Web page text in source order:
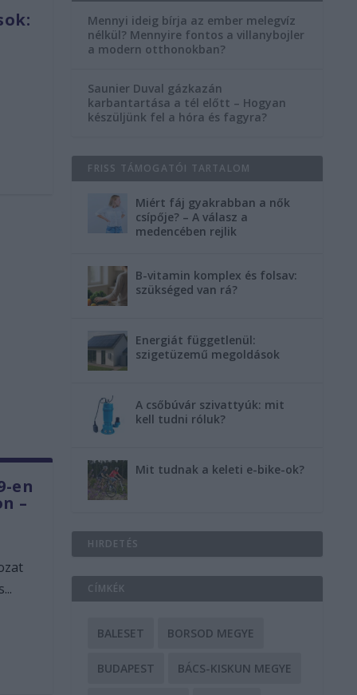
en
–
Mennyi ideig bírja az ember melegvíz
nélkül? Mennyire fontos a villanybojler
a modern otthonokban?
Saunier Duval gázkazán
karbantartása a tél előtt – Hogyan
készüljünk fel a hóra és fagyra?
FRISS TÁMOGATÓI TARTALOM
Miért fáj gyakrabban a nők
csípője? – A válasz a
medencében rejlik
B-vitamin komplex és folsav:
szükséged van rá?
Energiát függetlenül:
szigetüzemű megoldások
A csőbúvár szivattyúk: mit
kell tudni róluk?
Mit tudnak a keleti e-bike-ok?
HIRDETÉS
CÍMKÉK
BALESET BORSOD MEGYE
BUDAPEST BÁCS-KISKUN MEGYE